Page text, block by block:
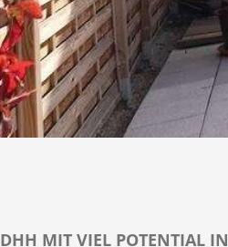
DHH MIT VIEL POTENTIAL IN